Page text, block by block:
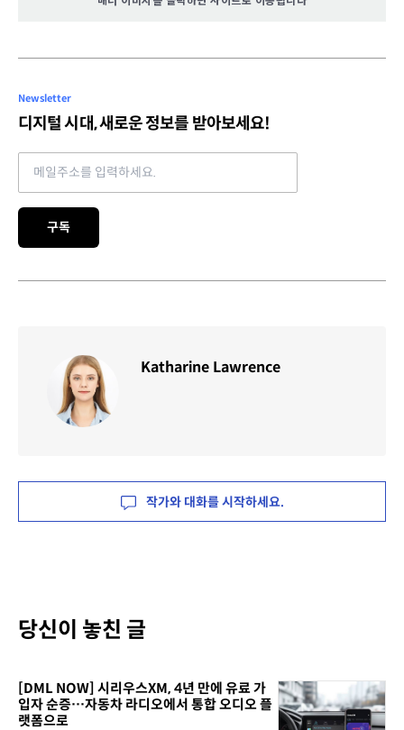
Newsletter
디지털 시대, 새로운 정보를 받아보세요!
Email address
구독
Katharine Lawrence
작가와 대화를 시작하세요.
당신이 놓친 글
[DML NOW] 시리우스XM, 4년 만에 유료 가
입자 순증…자동차 라디오에서 통합 오디오 플
랫폼으로